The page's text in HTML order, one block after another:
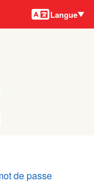
Langues
Langue
de passe